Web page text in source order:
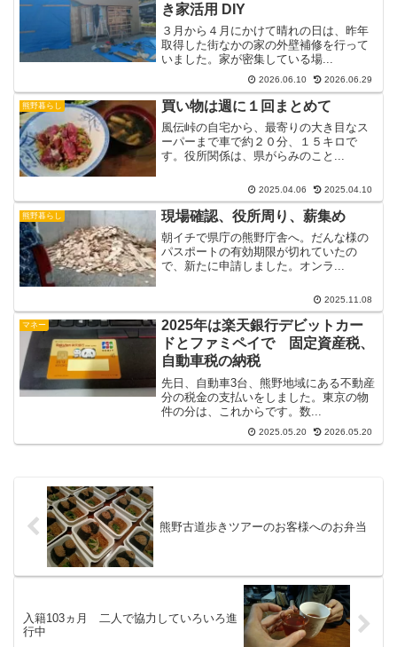
き家活用 DIY
３月から４月にかけて晴れの日は、昨年
取得した街なかの家の外壁補修を行って
いました。家が密集している場...
2026.06.10 2026.06.29
熊野暮らし 買い物は週に１回まとめて
風伝峠の自宅から、最寄りの大き目なス
ーパーまで車で約２０分、１５キロで
す。役所関係は、県がらみのこと...
2025.04.06 2025.04.10
熊野暮らし 現場確認、役所周り、薪集め
朝イチで県庁の熊野庁舎へ。だんな様の
パスポートの有効期限が切れていたの
で、新たに申請しました。オンラ...
2025.11.08
マネー
2025年は楽天銀行デビットカー
ドとファミペイで 固定資産税、
自動車税の納税
先日、自動車3台、熊野地域にある不動産
分の税金の支払いをしました。東京の物
件の分は、これからです。数...
2025.05.20 2026.05.20
熊野古道歩きツアーのお客様へのお弁当
入籍103ヵ月 二人で協力していろいろ進
行中